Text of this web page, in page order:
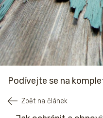
Podívejte se na
Zpět na článek